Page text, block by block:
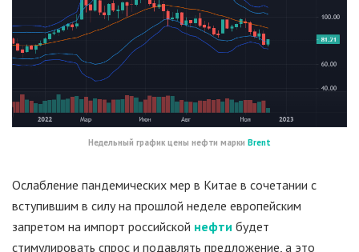
Недельный график цены нефти марки Brent
Ослабление пандемических мер в Китае в сочетании с
вступившим в силу на прошлой неделе европейским
запретом на импорт российской нефти будет
стимулировать спрос и подавлять предложение, а это